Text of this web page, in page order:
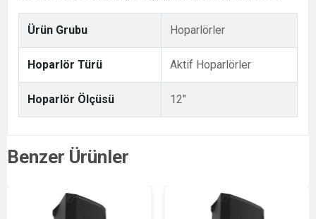
Ürün Grubu Hoparlörler
Hoparlör Türü Aktif Hoparlörler
Hoparlör Ölçüsü 12"
Benzer Ürünler